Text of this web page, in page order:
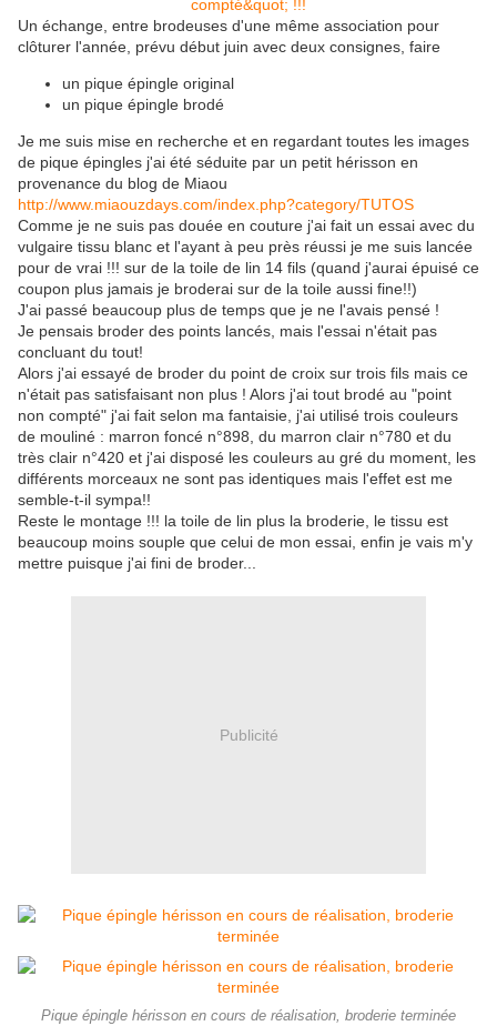
Un échange, entre brodeuses d'une même association pour
clôturer l'année, prévu début juin avec deux consignes, faire
un pique épingle original
un pique épingle brodé
Je me suis mise en recherche et en regardant toutes les images
de pique épingles j'ai été séduite par un petit hérisson en
provenance du blog de Miaou
http://www.miaouzdays.com/index.php?category/TUTOS
Comme je ne suis pas douée en couture j'ai fait un essai avec du
vulgaire tissu blanc et l'ayant à peu près réussi je me suis lancée
pour de vrai !!! sur de la toile de lin 14 fils (quand j'aurai épuisé ce
coupon plus jamais je broderai sur de la toile aussi fine!!)
J'ai passé beaucoup plus de temps que je ne l'avais pensé !
Je pensais broder des points lancés, mais l'essai n'était pas
concluant du tout!
Alors j'ai essayé de broder du point de croix sur trois fils mais ce
n'était pas satisfaisant non plus ! Alors j'ai tout brodé au "point
non compté" j'ai fait selon ma fantaisie, j'ai utilisé trois couleurs
de mouliné : marron foncé n°898, du marron clair n°780 et du
très clair n°420 et j'ai disposé les couleurs au gré du moment, les
différents morceaux ne sont pas identiques mais l'effet est me
semble-t-il sympa!!
Reste le montage !!! la toile de lin plus la broderie, le tissu est
beaucoup moins souple que celui de mon essai, enfin je vais m'y
mettre puisque j'ai fini de broder...
Publicité
Pique épingle hérisson en cours de réalisation, broderie terminée